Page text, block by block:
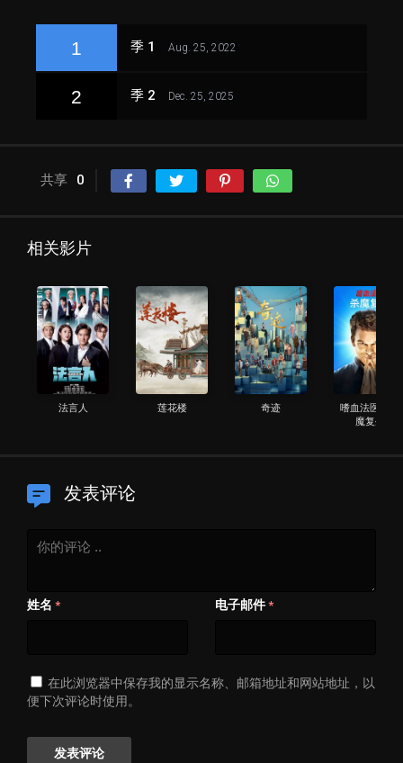
1 季 1 Aug. 25, 2022
2 季 2 Dec. 25, 2025
共享 0
相关影片
法言人 莲花楼 奇迹
嗜血法医：杀
魔复生
发表评论
姓名 * 电子邮件 *
在此浏览器中保存我的显示名称、邮箱地址和网站地址，以
便下次评论时使用。